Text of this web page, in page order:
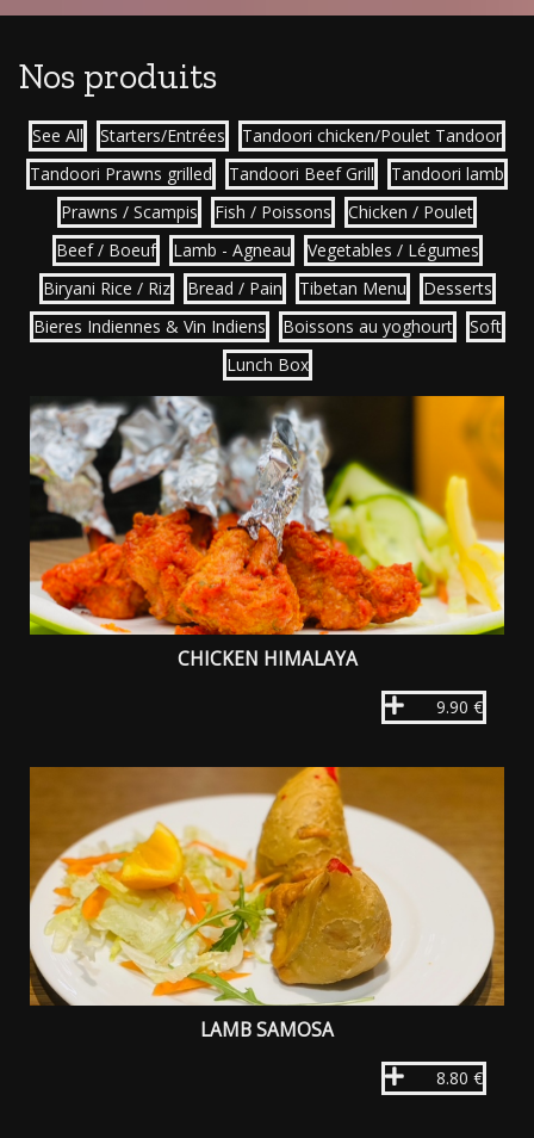
Nos produits
See All Starters/Entrées
Tandoori chicken/Poulet Tandoor
Tandoori Prawns grilled
Tandoori Beef Grill
Tandoori lamb
Prawns / Scampis
Fish / Poissons
Chicken / Poulet
Beef / Boeuf
Lamb - Agneau
Vegetables / Légumes
Biryani Rice / Riz
Bread / Pain Tibetan Menu
Desserts
Bieres Indiennes & Vin Indiens
Boissons au yoghourt
Soft
Lunch Box
CHICKEN HIMALAYA
9.90 €
LAMB SAMOSA
8.80 €